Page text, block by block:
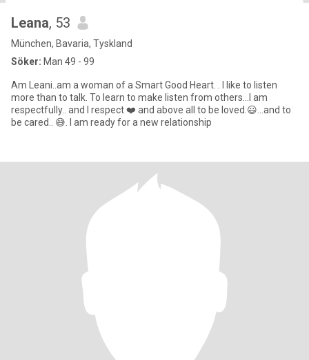
Leana, 53
München, Bavaria, Tyskland
Söker: Man 49 - 99
Am Leani..am a woman of a Smart Good Heart. . I like to listen
more than to talk. To learn to make listen from others...I am
respectfully.. and I respect ❤️ and above all to be loved.😃...and to
be cared.. 😅. I am ready for a new relationship